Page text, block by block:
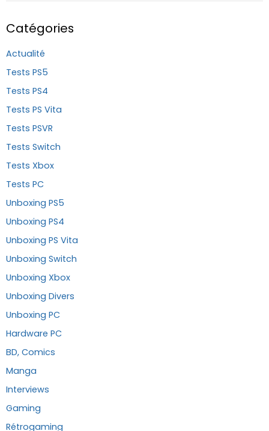
Catégories
Actualité
Tests PS5
Tests PS4
Tests PS Vita
Tests PSVR
Tests Switch
Tests Xbox
Tests PC
Unboxing PS5
Unboxing PS4
Unboxing PS Vita
Unboxing Switch
Unboxing Xbox
Unboxing Divers
Unboxing PC
Hardware PC
BD, Comics
Manga
Interviews
Gaming
Rétrogaming